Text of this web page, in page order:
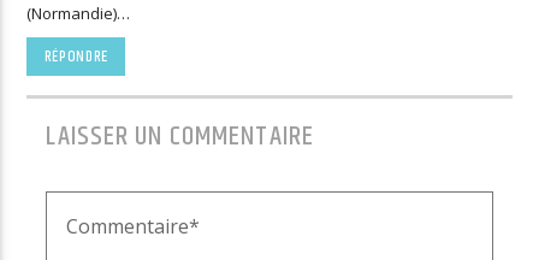
(Normandie)…
RÉPONDRE
LAISSER UN COMMENTAIRE